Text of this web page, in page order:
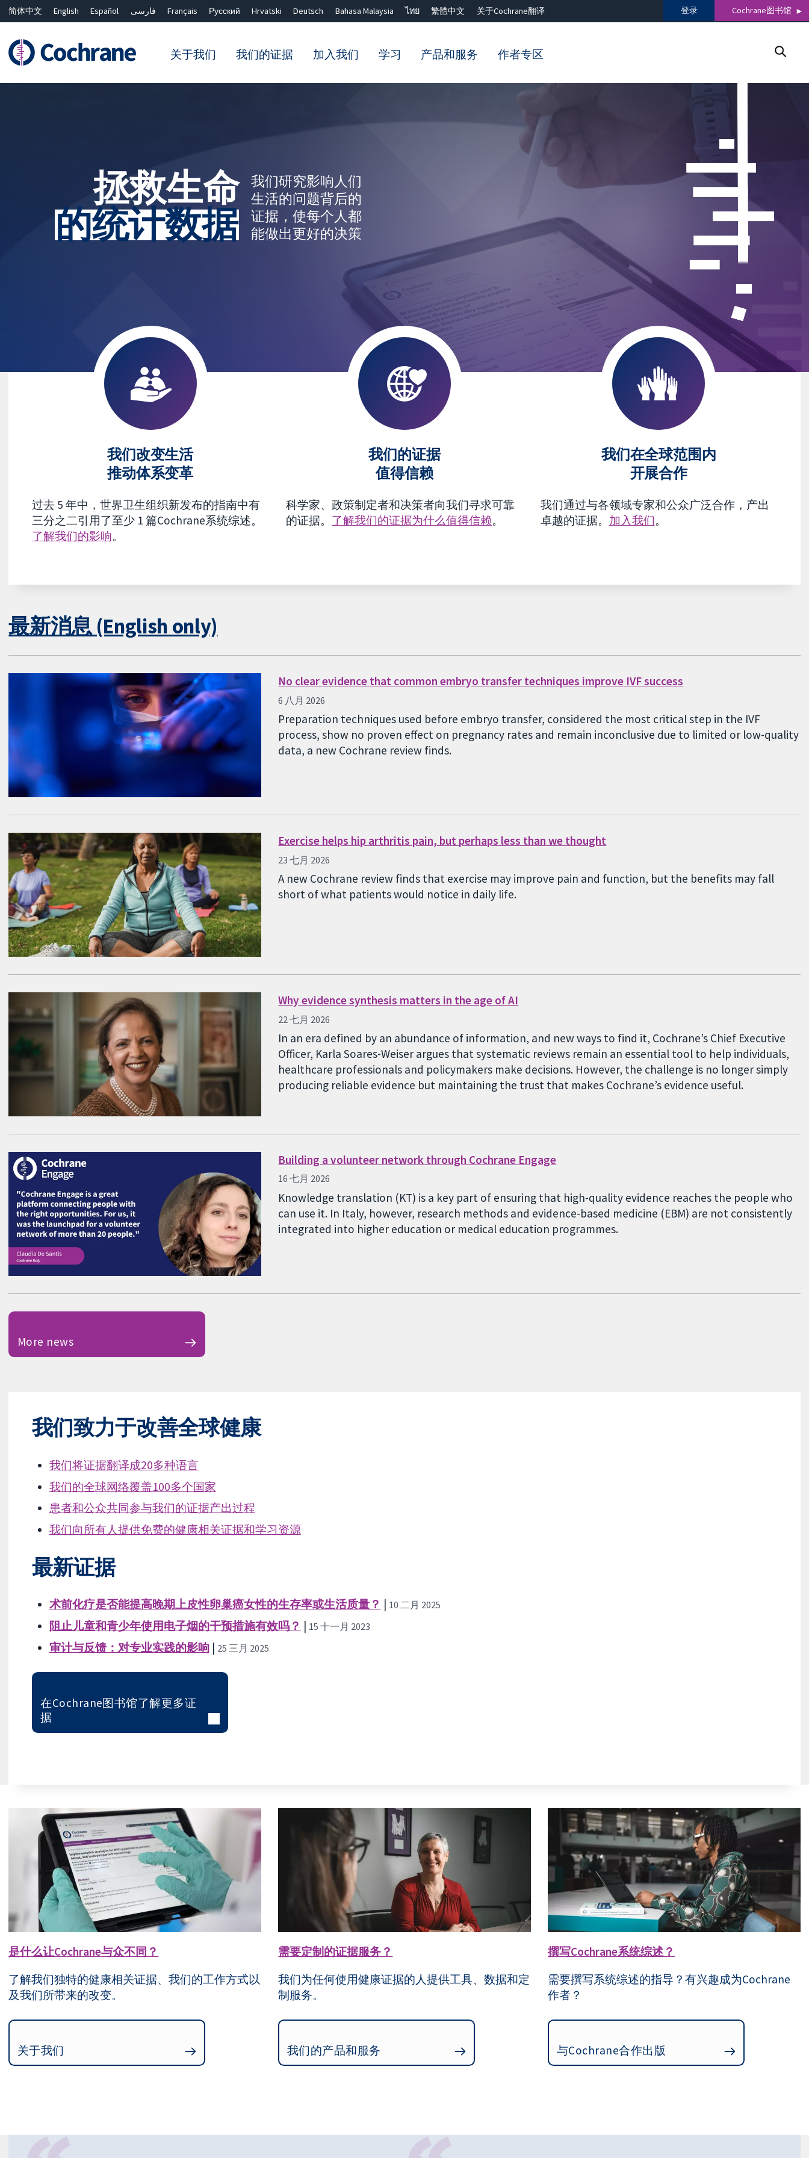
简体中文 English Español فارسی Français Русский Hrvatski Deutsch Bahasa Malaysia ไทย 繁體中文 关于Cochrane翻译 登录 Cochrane图书馆
关于我们 我们的证据 加入我们 学习 产品和服务 作者专区
拯救生命
的统计数据
我们研究影响人们
生活的问题背后的
证据，使每个人都
能做出更好的决策
我们改变生活
推动体系变革
过去 5 年中，世界卫生组织新发布的指南中有
三分之二引用了至少 1 篇Cochrane系统综述。
了解我们的影响。
我们的证据
值得信赖
科学家、政策制定者和决策者向我们寻求可靠
的证据。 了解我们的证据为什么值得信赖。
我们在全球范围内
开展合作
我们通过与各领域专家和公众广泛合作，产出
卓越的证据。 加入我们。
最新消息 (English only)
No clear evidence that common embryo transfer techniques improve IVF success
6 八月 2026
Preparation techniques used before embryo transfer, considered the most critical step in the IVF
process, show no proven effect on pregnancy rates and remain inconclusive due to limited or low-quality
data, a new Cochrane review finds.
Exercise helps hip arthritis pain, but perhaps less than we thought
23 七月 2026
A new Cochrane review finds that exercise may improve pain and function, but the benefits may fall
short of what patients would notice in daily life.
Why evidence synthesis matters in the age of AI
22 七月 2026
In an era defined by an abundance of information, and new ways to find it, Cochrane’s Chief Executive
Officer, Karla Soares-Weiser argues that systematic reviews remain an essential tool to help individuals,
healthcare professionals and policymakers make decisions. However, the challenge is no longer simply
producing reliable evidence but maintaining the trust that makes Cochrane’s evidence useful.
Building a volunteer network through Cochrane Engage
16 七月 2026
Knowledge translation (KT) is a key part of ensuring that high-quality evidence reaches the people who
can use it. In Italy, however, research methods and evidence-based medicine (EBM) are not consistently
integrated into higher education or medical education programmes.
More news
我们致力于改善全球健康
我们将证据翻译成20多种语言
我们的全球网络覆盖100多个国家
患者和公众共同参与我们的证据产出过程
我们向所有人提供免费的健康相关证据和学习资源
最新证据
术前化疗是否能提高晚期上皮性卵巢癌女性的生存率或生活质量？ | 10 二月 2025
阻止儿童和青少年使用电子烟的干预措施有效吗？ | 15 十一月 2023
审计与反馈：对专业实践的影响| 25 三月 2025
在Cochrane图书馆了解更多证
据
是什么让Cochrane与众不同？
了解我们独特的健康相关证据、我们的工作方式以
及我们所带来的改变。
关于我们
需要定制的证据服务？
我们为任何使用健康证据的人提供工具、数据和定
制服务。
我们的产品和服务
撰写Cochrane系统综述？
需要撰写系统综述的指导？有兴趣成为Cochrane
作者？
与Cochrane合作出版